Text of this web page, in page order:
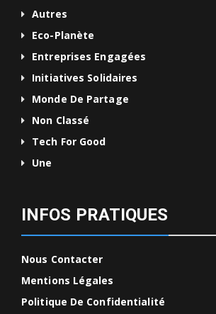
Autres
Eco-Planète
Entreprises Engagées
Initiatives Solidaires
Monde De Partage
Non Classé
Tech For Good
Une
INFOS PRATIQUES
Nous Contacter
Mentions Légales
Politique De Confidentialité